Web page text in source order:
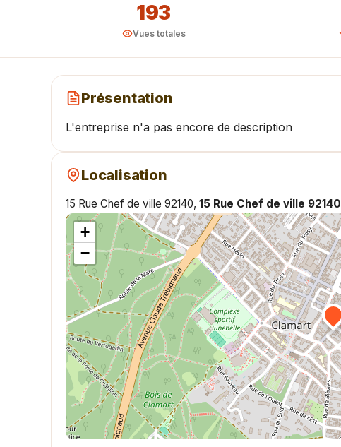
193
Vues totales
Présentation
L'entreprise n'a pas encore de description
Localisation
15 Rue Chef de ville 92140, 15 Rue Chef de ville 92140
+
−